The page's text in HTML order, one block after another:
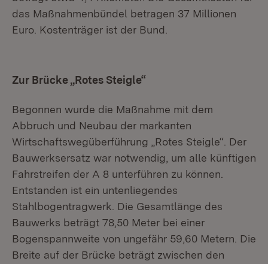
das Maßnahmenbündel betragen 37 Millionen
Euro. Kostenträger ist der Bund.
Zur Brücke „Rotes Steigle“
Begonnen wurde die Maßnahme mit dem
Abbruch und Neubau der markanten
Wirtschaftswegüberführung „Rotes Steigle“. Der
Bauwerksersatz war notwendig, um alle künftigen
Fahrstreifen der A 8 unterführen zu können.
Entstanden ist ein untenliegendes
Stahlbogentragwerk. Die Gesamtlänge des
Bauwerks beträgt 78,50 Meter bei einer
Bogenspannweite von ungefähr 59,60 Metern. Die
Breite auf der Brücke beträgt zwischen den